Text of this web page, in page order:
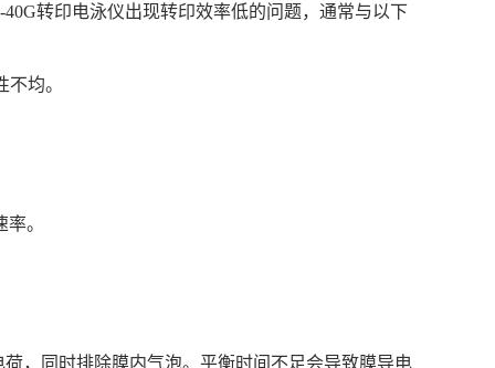
转印电泳仪出现转印效率低的问题，通常与以下
不均。
率。
，同时排除膜内气泡。平衡时间不足会导致膜导电